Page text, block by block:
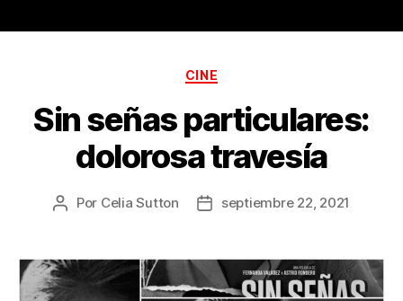
Categorías
CINE
Sin señas particulares:
dolorosa travesía
Autor
publicación
Por Celia Sutton
Fecha
publicación
septiembre 22, 2021